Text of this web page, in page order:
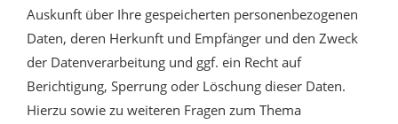
Auskunft über Ihre gespeicherten personenbezogenen
Daten, deren Herkunft und Empfänger und den Zweck
der Datenverarbeitung und ggf. ein Recht auf
Berichtigung, Sperrung oder Löschung dieser Daten.
Hierzu sowie zu weiteren Fragen zum Thema